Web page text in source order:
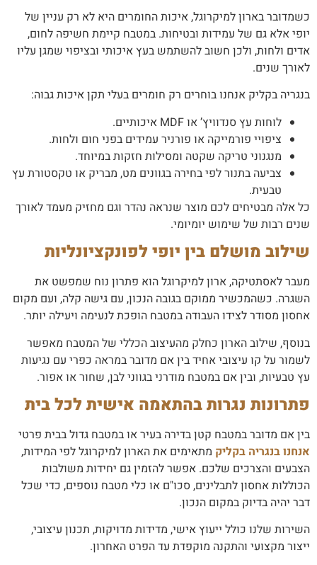
כשמדובר בארון למיקרוגל, איכות החומרים היא לא רק עניין של
יופי אלא גם של עמידות ובטיחות. במטבח קיימת חשיפה לחום,
אדים ולחות, ולכן חשוב להשתמש בעץ איכותי ובציפוי שמגן עליו
לאורך שנים.
בנגריה בקליק אנחנו בוחרים רק חומרים בעלי תקן איכות גבוה:
לוחות עץ סנדוויץ’ או MDF איכותיים.
ציפויי פורמייקה או פורניר עמידים בפני חום ולחות.
מנגנוני טריקה שקטה ומסילות חזקות במיוחד.
צביעה בתנור לפי בחירה בגוונים מט, מבריק או טקסטורת עץ
טבעית.
כל אלה מבטיחים לכם מוצר שנראה נהדר וגם מחזיק מעמד לאורך
שנים רבות של שימוש יומיומי.
שילוב מושלם בין יופי לפונקציונליות
מעבר לאסתטיקה, ארון למיקרוגל הוא פתרון נוח שמפשט את
השגרה. כשהמכשיר ממוקם בגובה הנכון, עם גישה קלה, ועם מקום
אחסון מסודר לצידו העבודה במטבח הופכת לנעימה ויעילה יותר.
בנוסף, שילוב הארון כחלק מהעיצוב הכללי של המטבח מאפשר
לשמור על קו עיצובי אחיד בין אם מדובר במראה כפרי עם נגיעות
עץ טבעיות, ובין אם במטבח מודרני בגווני לבן, שחור או אפור.
פתרונות נגרות בהתאמה אישית לכל בית
בין אם מדובר במטבח קטן בדירה בעיר או במטבח גדול בבית פרטי
אנחנו בנגריה בקליק מתאימים את הארון למיקרוגל לפי המידות,
הצבעים והצרכים שלכם. אפשר להזמין גם יחידות משולבות
הכוללות אחסון לתבלינים, סכו"ם או כלי מטבח נוספים, כדי שכל
דבר יהיה בדיוק במקום הנכון.
השירות שלנו כולל ייעוץ אישי, מדידות מדויקות, תכנון עיצובי,
ייצור מקצועי והתקנה מוקפדת עד הפרט האחרון.